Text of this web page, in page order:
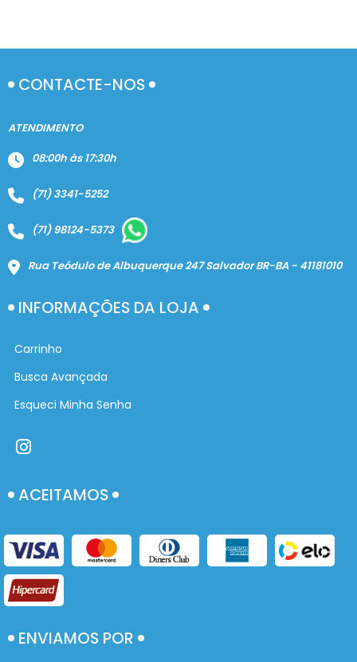
CONTACTE-NOS
ATENDIMENTO
08:00h às 17:30h
(71) 3341-5252
(71) 98124-5373
Rua Teódulo de Albuquerque 247 Salvador BR-BA - 41181010
INFORMAÇÕES DA LOJA
Carrinho
Busca Avançada
Esqueci Minha Senha
ACEITAMOS
ENVIAMOS POR